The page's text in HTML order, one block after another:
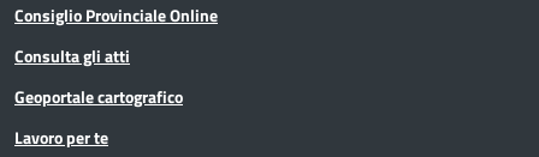
Consiglio Provinciale Online
Consulta gli atti
Geoportale cartografico
Lavoro per te